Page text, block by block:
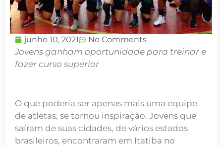
junho 10, 2021 No Comments
Jovens ganham oportunidade para treinar e
fazer curso superior
O que poderia ser apenas mais uma equipe
de atletas, se tornou inspiração. Jovens que
saíram de suas cidades, de vários estados
brasileiros, encontraram em Itatiba no